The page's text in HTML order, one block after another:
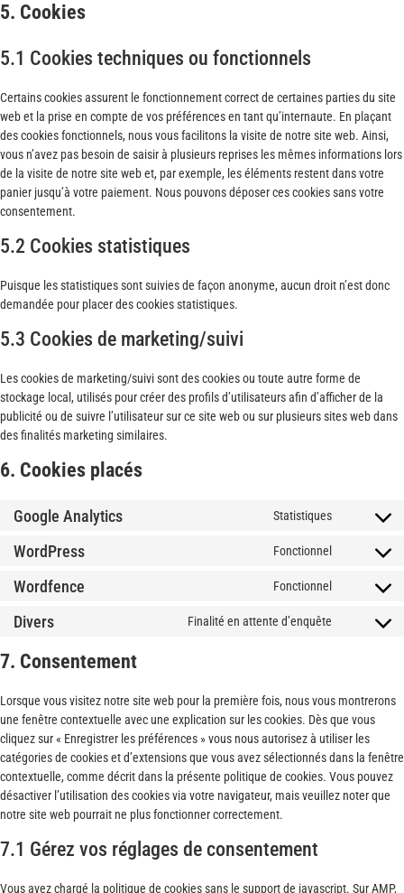
5. Cookies
5.1 Cookies techniques ou fonctionnels
Certains cookies assurent le fonctionnement correct de certaines parties du site
web et la prise en compte de vos préférences en tant qu’internaute. En plaçant
des cookies fonctionnels, nous vous facilitons la visite de notre site web. Ainsi,
vous n’avez pas besoin de saisir à plusieurs reprises les mêmes informations lors
de la visite de notre site web et, par exemple, les éléments restent dans votre
panier jusqu’à votre paiement. Nous pouvons déposer ces cookies sans votre
consentement.
5.2 Cookies statistiques
Puisque les statistiques sont suivies de façon anonyme, aucun droit n’est donc
demandée pour placer des cookies statistiques.
5.3 Cookies de marketing/suivi
Les cookies de marketing/suivi sont des cookies ou toute autre forme de
stockage local, utilisés pour créer des profils d’utilisateurs afin d’afficher de la
publicité ou de suivre l’utilisateur sur ce site web ou sur plusieurs sites web dans
des finalités marketing similaires.
6. Cookies placés
Google Analytics Statistiques
WordPress Fonctionnel
Wordfence Fonctionnel
Divers Finalité en attente d’enquête
7. Consentement
Lorsque vous visitez notre site web pour la première fois, nous vous montrerons
une fenêtre contextuelle avec une explication sur les cookies. Dès que vous
cliquez sur « Enregistrer les préférences » vous nous autorisez à utiliser les
catégories de cookies et d’extensions que vous avez sélectionnés dans la fenêtre
contextuelle, comme décrit dans la présente politique de cookies. Vous pouvez
désactiver l’utilisation des cookies via votre navigateur, mais veuillez noter que
notre site web pourrait ne plus fonctionner correctement.
7.1 Gérez vos réglages de consentement
Vous avez chargé la politique de cookies sans le support de javascript. Sur AMP,